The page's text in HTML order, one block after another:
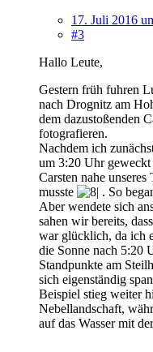
17. Juli 2016
#3
Hallo Leute,
Gestern früh fuhren
nach Drognitz am
dem dazustoßenden
fotografieren.
Nachdem ich
um 3:20 Uhr
Carsten nahe
musste
. So
Aber wendete sich
sahen wir bereits,
war glücklich, da ich
die Sonne nach 5:20
Standpunkte am
sich eigenständig
Beispiel stieg weiter
Nebellandschaft,
auf das Wasser mit